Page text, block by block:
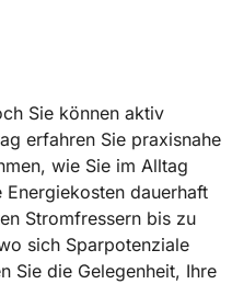
Sie können aktiv
erfahren Sie praxisnahe
wie Sie im Alltag
dauerhaft
Stromfressern bis zu
sich Sparpotenziale
Sie die Gelegenheit, Ihre